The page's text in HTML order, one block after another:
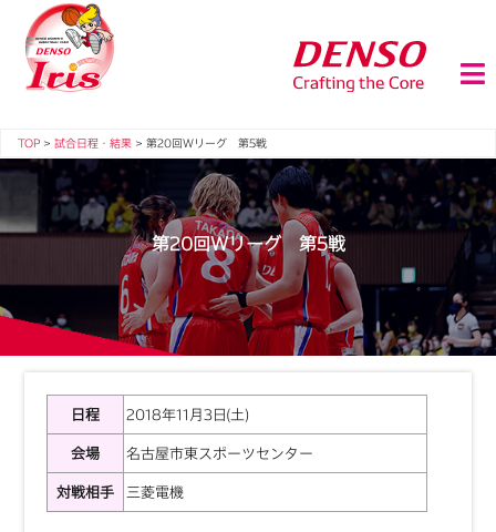
TOP > 試合日程・結果 > 第20回Ｗリーグ 第5戦
第20回Ｗリーグ 第5戦
日程
2018年11月3日(土)
会場
名古屋市東スポーツセンター
対戦相手
三菱電機